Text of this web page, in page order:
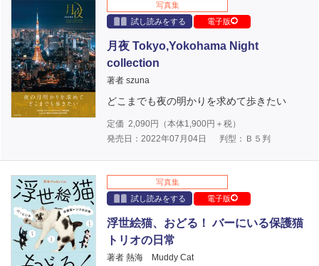
写真集
試し読みをする
電子版
月夜 Tokyo,Yokohama Night
collection
著者 szuna
どこまでも夜の明かりを求めて歩きたい
定価 2,090円（本体1,900円＋税）
発売日：2022年07月04日
判型：Ｂ５判
写真集
試し読みをする
電子版
浮世絵猫、おどる！ バーにいる保護猫
トリオの日常
著者 熱海 Muddy Cat